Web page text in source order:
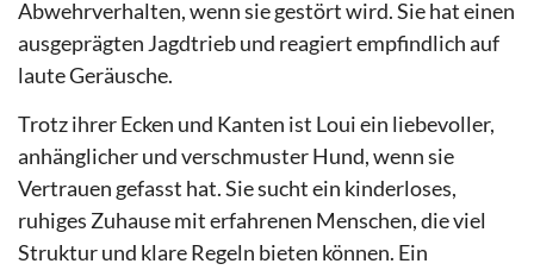
Abwehrverhalten, wenn sie gestört wird. Sie hat einen
ausgeprägten Jagdtrieb und reagiert empfindlich auf
laute Geräusche.
Trotz ihrer Ecken und Kanten ist Loui ein liebevoller,
anhänglicher und verschmuster Hund, wenn sie
Vertrauen gefasst hat. Sie sucht ein kinderloses,
ruhiges Zuhause mit erfahrenen Menschen, die viel
Struktur und klare Regeln bieten können. Ein